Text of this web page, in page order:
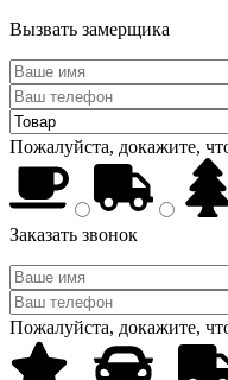
Вызвать замерщика
Пожалуйста, докажите,
Заказать звонок
Пожалуйста, докажите,